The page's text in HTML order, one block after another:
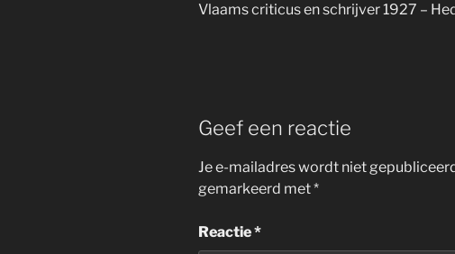
Vlaams criticus en schrijver 1927 –
Geef een reactie
Je e-mailadres wordt niet
gemarkeerd met*
Reactie*